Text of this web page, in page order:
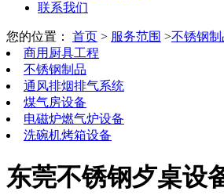
联系我们
您的位置： 首页 > 服务范围 >不锈钢制
商用厨具工程
不锈钢制品
通风排烟排气系统
煤气房设备
电磁炉燃气炉设备
洗碗机烤箱设备
东莞不锈钢歺桌设